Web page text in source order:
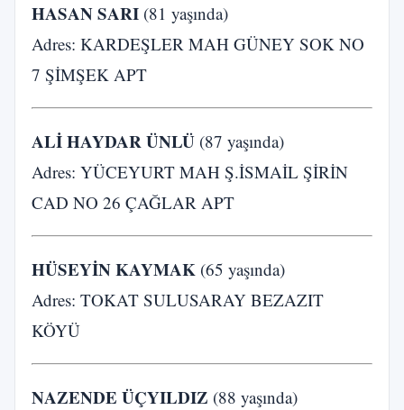
HASAN SARI (81 yaşında)
Adres: KARDEŞLER MAH GÜNEY SOK NO
7 ŞİMŞEK APT
ALİ HAYDAR ÜNLÜ (87 yaşında)
Adres: YÜCEYURT MAH Ş.İSMAİL ŞİRİN
CAD NO 26 ÇAĞLAR APT
HÜSEYİN KAYMAK (65 yaşında)
Adres: TOKAT SULUSARAY BEZAZIT
KÖYÜ
NAZENDE ÜÇYILDIZ (88 yaşında)